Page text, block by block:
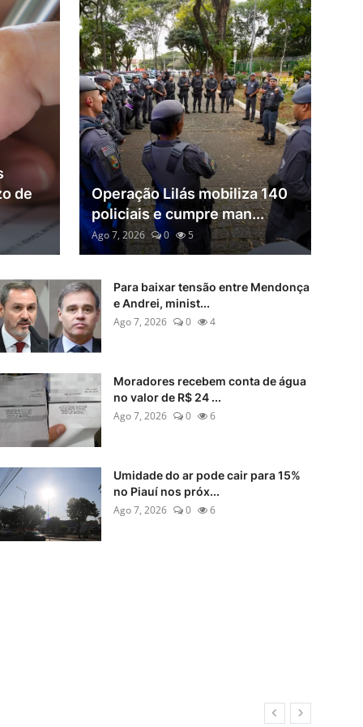
de
Operação Lilás mobiliza 140
policiais e cumpre man...
Ago 7, 2026 0 5
Para baixar tensão entre Mendonça
e Andrei, minist...
Ago 7, 2026
0 4
Moradores recebem conta de água
no valor de R$ 24 ...
Ago 7, 2026
0 6
Umidade do ar pode cair para 15%
no Piauí nos próx...
Ago 7, 2026
0 6